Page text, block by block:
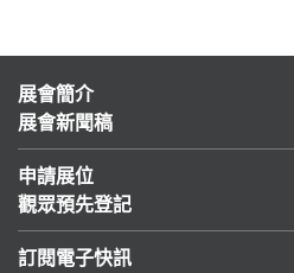
展會簡介
展會新聞稿
申請展位
觀眾預先登記
訂閱電子快訊